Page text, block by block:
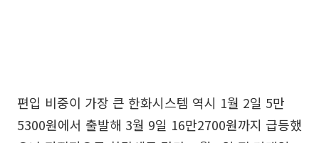
편입 비중이 가장 큰 한화시스템 역시 1월 2일 5만
5300원에서 출발해 3월 9일 16만2700원까지 급등했